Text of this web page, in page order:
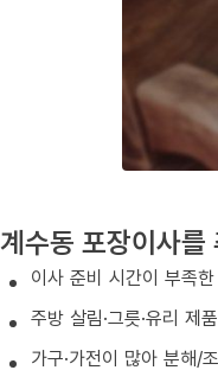
계수동 포장이사를
이사 준비 시간이 부족
주방 살림·그릇·유리 제
가구·가전이 많아 분해/